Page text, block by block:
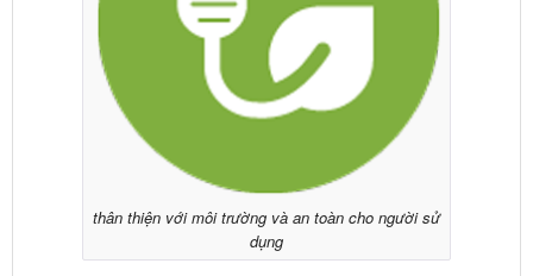
thân thiện với môi trường và an toàn cho người sử
dụng